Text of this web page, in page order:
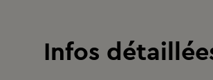
Infos